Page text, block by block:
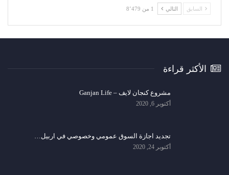
السابق التالي 1 من 8٬479
الأكثر قراءة
مشروع كنجان لايف – Ganjan Life
أكتوبر 6, 2020
تجديد اجازة السوق عمومي وخصوصي في اربيل…
أكتوبر 24, 2020